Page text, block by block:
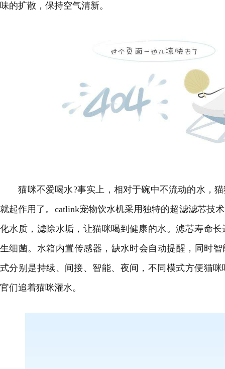
味的扩散，保持空气清新。
猫咪不爱喝水?事实上，相对于碗中不流动的水，猫
就起作用了。catlink宠物饮水机采用独特的超滤滤芯技
化水质，滤除水垢，让猫咪喝到健康的水。滤芯寿命
生细菌。水箱内置传感器，缺水时会自动提醒，同时
式分别是持续、间接、智能、夜间，不同模式方便猫
官们追着猫咪灌水。